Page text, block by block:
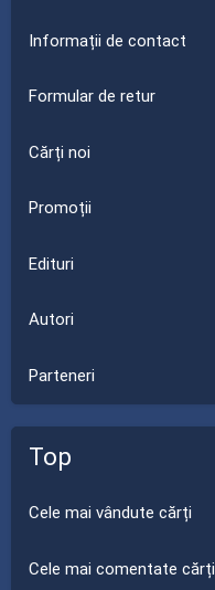
Informații de contact
Formular de retur
Cărți noi
Promoții
Edituri
Autori
Parteneri
Top
Cele mai vândute cărți
Cele mai comentate cărți